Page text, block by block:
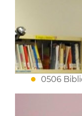
0506